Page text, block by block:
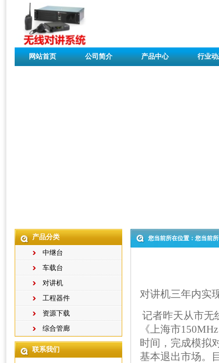
网站首页 公司简介 产品中心 行业
产品分类
中继台
车载台
对讲机
工程器件
资源下载
综合管廊
联系我们
您当前所在位置：您当前
对讲机三年内实
记者昨天从市无
《上海市
时间，完成模拟
基本退出市场。